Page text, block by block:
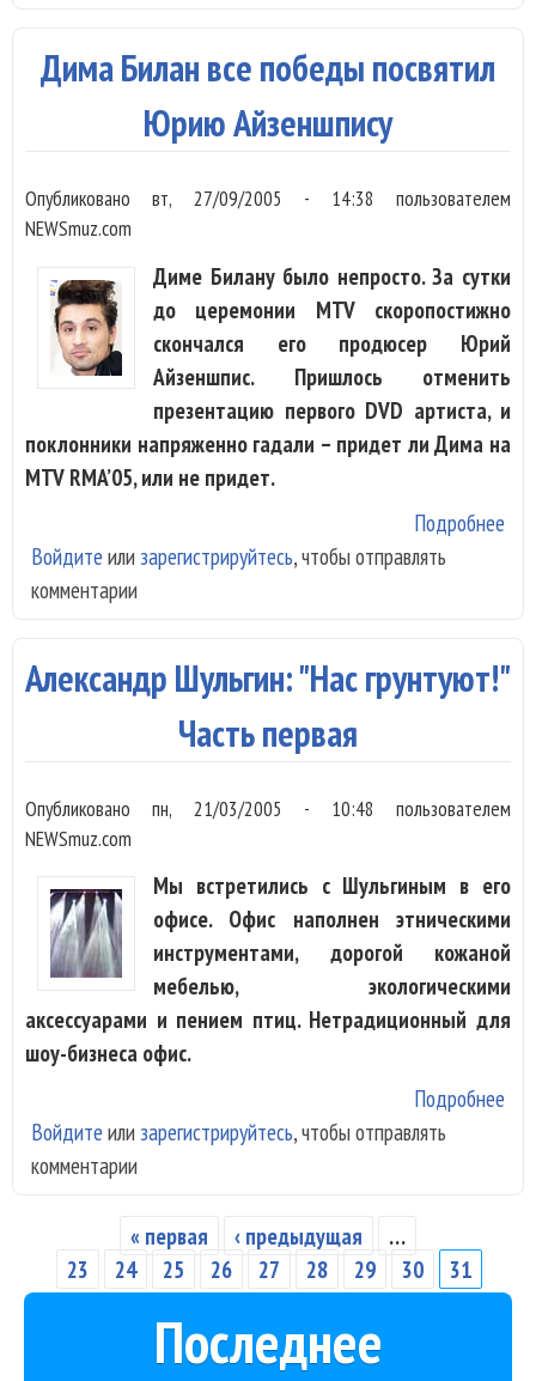
Дима Билан все победы посвятил
Юрию Айзеншпису
Опубликовановт, 27/09/2005 - 14:38 пользователем
NEWSmuz.com
Диме Билану было непросто. За сутки
до церемонии MTV скоропостижно
скончался его продюсер Юрий
Айзеншпис. Пришлось отменить
презентацию первого DVD артиста, и
поклонники напряженно гадали – придет ли Дима на
MTV RMA’05, или не придет.
Подробнее
Войдите или зарегистрируйтесь, чтобы отправлять
комментарии
Александр Шульгин: "Нас грунтуют!"
Часть первая
Опубликованопн, 21/03/2005 - 10:48 пользователем
NEWSmuz.com
Мы встретились с Шульгиным в его
офисе. Офис наполнен этническими
инструментами, дорогой кожаной
мебелью, экологическими
аксессуарами и пением птиц. Нетрадиционный для
шоу-бизнеса офис.
Подробнее
Войдите или зарегистрируйтесь, чтобы отправлять
комментарии
Страницы
« первая ‹ предыдущая
…
23
24 25 26 27 28 29 30 31
Последнее